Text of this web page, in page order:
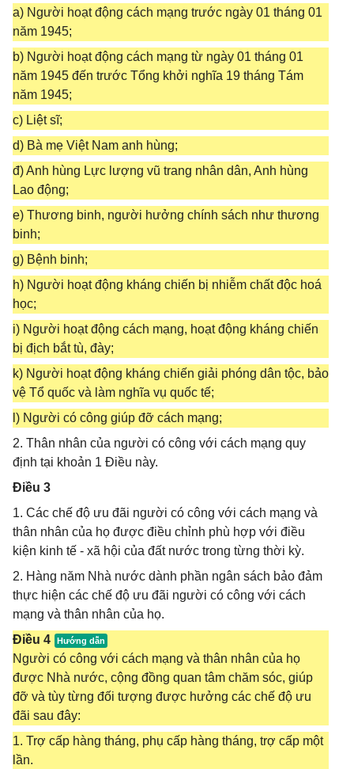
a) Người hoạt động cách mạng trước ngày 01 tháng 01
năm 1945;
b) Người hoạt động cách mạng từ ngày 01 tháng 01
năm 1945 đến trước Tổng khởi nghĩa 19 tháng Tám
năm 1945;
c) Liệt sĩ;
d) Bà mẹ Việt Nam anh hùng;
đ) Anh hùng Lực lượng vũ trang nhân dân, Anh hùng
Lao động;
e) Thương binh, người hưởng chính sách như thương
binh;
g) Bệnh binh;
h) Người hoạt động kháng chiến bị nhiễm chất độc hoá
học;
i) Người hoạt động cách mạng, hoạt động kháng chiến
bị địch bắt tù, đày;
k) Người hoạt động kháng chiến giải phóng dân tộc, bảo
vệ Tổ quốc và làm nghĩa vụ quốc tế;
l) Người có công giúp đỡ cách mạng;
2. Thân nhân của người có công với cách mạng quy
định tại khoản 1 Điều này.
Điều 3
1. Các chế độ ưu đãi người có công với cách mạng và
thân nhân của họ được điều chỉnh phù hợp với điều
kiện kinh tế - xã hội của đất nước trong từng thời kỳ.
2. Hàng năm Nhà nước dành phần ngân sách bảo đảm
thực hiện các chế độ ưu đãi người có công với cách
mạng và thân nhân của họ.
Điều 4
Người có công với cách mạng và thân nhân của họ
được Nhà nước, cộng đồng quan tâm chăm sóc, giúp
đỡ và tùy từng đối tượng được hưởng các chế độ ưu
đãi sau đây:
1. Trợ cấp hàng tháng, phụ cấp hàng tháng, trợ cấp một
lần.